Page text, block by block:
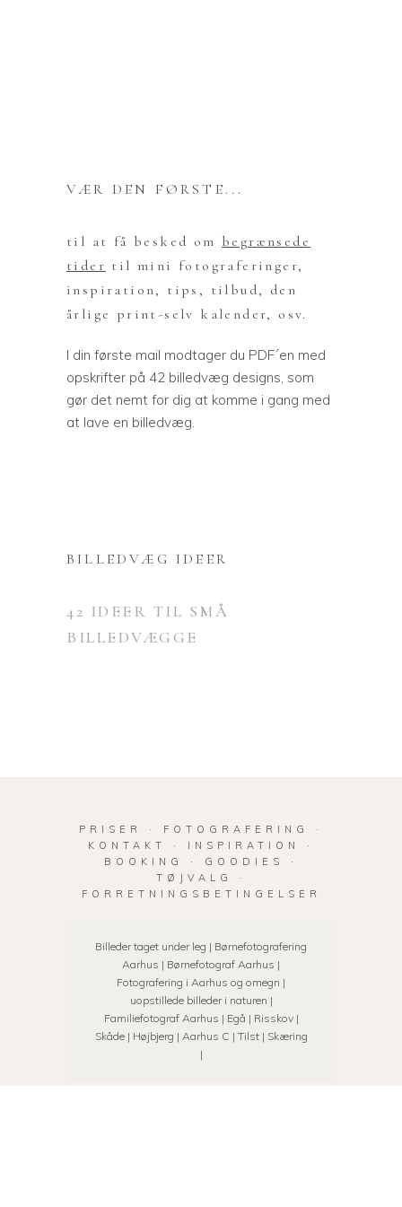
VÆR DEN FØRSTE...
til at få besked om begrænsede
tider til mini fotograferinger,
inspiration, tips, tilbud, den
årlige print-selv kalender, osv.
I din første mail modtager du PDF´en med
opskrifter på 42 billedvæg designs, som
gør det nemt for dig at komme i gang med
at lave en billedvæg.
BILLEDVÆG IDEER
42 IDEER TIL SMÅ
BILLEDVÆGGE
PRISER · FOTOGRAFERING ·
KONTAKT
· INSPIRATION
·
BOOKING
· GOODIES
·
TØJVALG
·
FORRETNINGSBETINGELSER
Billeder taget under leg | Børnefotografering
Aarhus | Børnefotograf Aarhus |
Fotografering i Aarhus og omegn |
uopstillede billeder i naturen |
Familiefotograf Aarhus | Egå | Risskov |
Skåde | Højbjerg | Aarhus C | Tilst | Skæring
|